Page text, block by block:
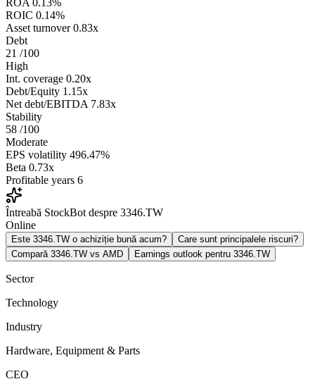
ROA 0.13%
ROIC 0.14%
Asset turnover 0.83x
Debt
21 /100
High
Int. coverage 0.20x
Debt/Equity 1.15x
Net debt/EBITDA 7.83x
Stability
58 /100
Moderate
EPS volatility 496.47%
Beta 0.73x
Profitable years 6
Întreabă StockBot despre 3346.TW
Online
Este 3346.TW o achiziție bună acum?
Care sunt principalele riscuri?
Compară 3346.TW vs AMD
Earnings outlook pentru 3346.TW
Sector
Technology
Industry
Hardware, Equipment & Parts
CEO